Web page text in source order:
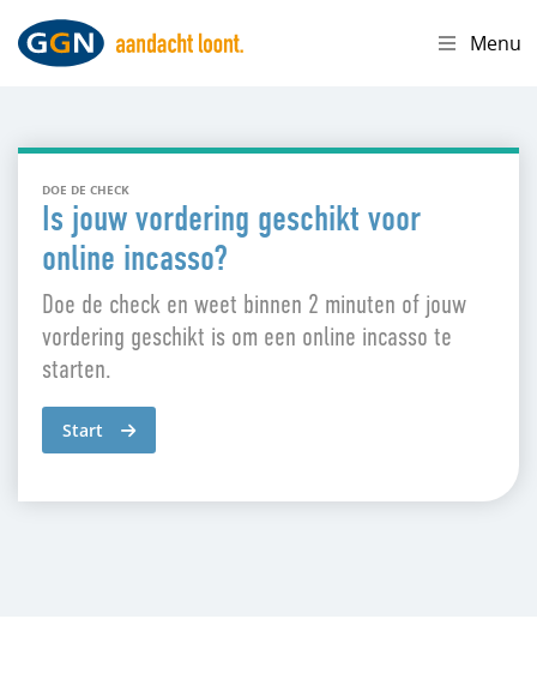
Menu
DOE DE CHECK
Is jouw vordering geschikt voor
online incasso?
Doe de check en weet binnen 2 minuten of jouw
vordering geschikt is om een online incasso te
starten.
Start